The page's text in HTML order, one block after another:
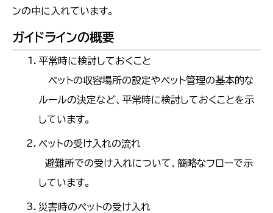
ンの中に入れています。
ガイドラインの概要
平常時に検討しておくこと
ペットの収容場所の設定やペット管理の基本的な
ルールの決定など、平常時に検討しておくことを示
しています。
ペットの受け入れの流れ
避難所での受け入れについて、簡略なフローで示
しています。
災害時のペットの受け入れ